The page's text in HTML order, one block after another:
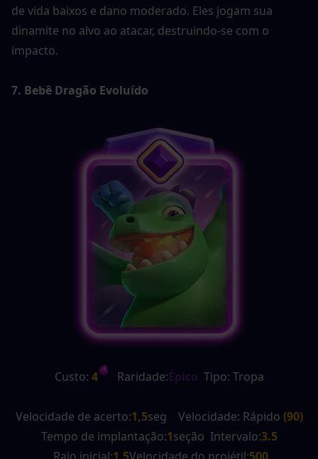
de vida baixos e dano moderado. Eles jogam sua
dinamite no alvo ao atacar, destruindo-se com o
impacto.
7. Bebê Dragão Evoluído
Custo: 4 Raridade:Épico Tipo: Tropa
Velocidade de acerto:1,5seg    Velocidade: Rápido (90)
Tempo de implantação:1seção  Intervalo:3.5